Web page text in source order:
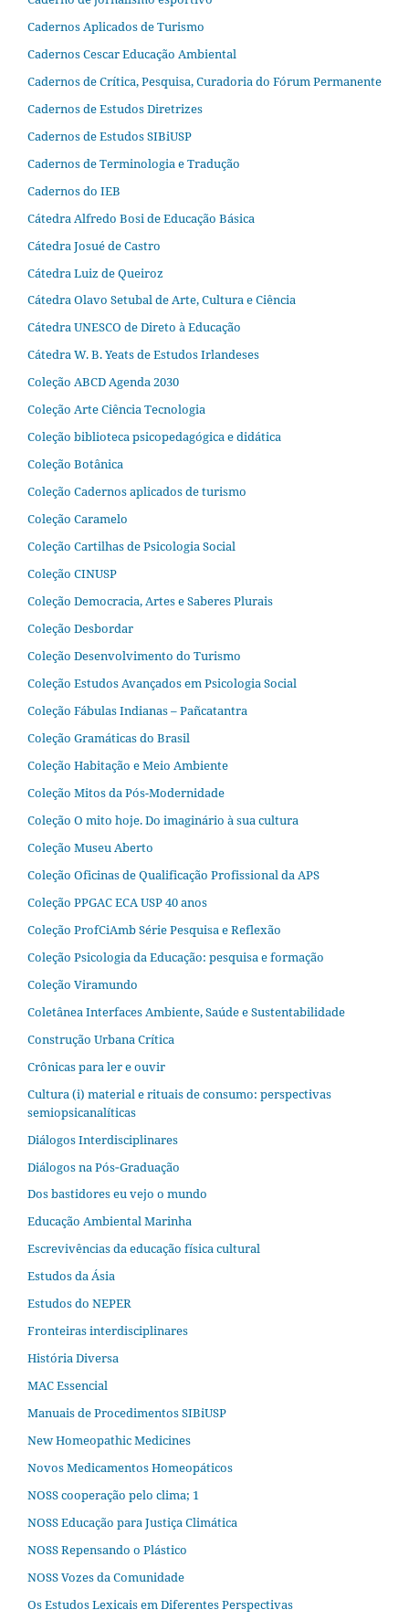
Cadernos Aplicados de Turismo
Cadernos Cescar Educação Ambiental
Cadernos de Crítica, Pesquisa, Curadoria do Fórum Permanente
Cadernos de Estudos Diretrizes
Cadernos de Estudos SIBiUSP
Cadernos de Terminologia e Tradução
Cadernos do IEB
Cátedra Alfredo Bosi de Educação Básica
Cátedra Josué de Castro
Cátedra Luiz de Queiroz
Cátedra Olavo Setubal de Arte, Cultura e Ciência
Cátedra UNESCO de Direto à Educação
Cátedra W. B. Yeats de Estudos Irlandeses
Coleção ABCD Agenda 2030
Coleção Arte Ciência Tecnologia
Coleção biblioteca psicopedagógica e didática
Coleção Botânica
Coleção Cadernos aplicados de turismo
Coleção Caramelo
Coleção Cartilhas de Psicologia Social
Coleção CINUSP
Coleção Democracia, Artes e Saberes Plurais
Coleção Desbordar
Coleção Desenvolvimento do Turismo
Coleção Estudos Avançados em Psicologia Social
Coleção Fábulas Indianas – Pañcatantra
Coleção Gramáticas do Brasil
Coleção Habitação e Meio Ambiente
Coleção Mitos da Pós-Modernidade
Coleção O mito hoje. Do imaginário à sua cultura
Coleção Museu Aberto
Coleção Oficinas de Qualificação Profissional da APS
Coleção PPGAC ECA USP 40 anos
Coleção ProfCiAmb Série Pesquisa e Reflexão
Coleção Psicologia da Educação: pesquisa e formação
Coleção Viramundo
Coletânea Interfaces Ambiente, Saúde e Sustentabilidade
Construção Urbana Crítica
Crônicas para ler e ouvir
Cultura (i) material e rituais de consumo: perspectivas
semiopsicanalíticas
Diálogos Interdisciplinares
Diálogos na Pós‐Graduação
Dos bastidores eu vejo o mundo
Educação Ambiental Marinha
Escrevivências da educação física cultural
Estudos da Ásia​
Estudos do NEPER
Fronteiras interdisciplinares
História Diversa
MAC Essencial
Manuais de Procedimentos SIBiUSP
New Homeopathic Medicines
Novos Medicamentos Homeopáticos
NOSS cooperação pelo clima; 1
NOSS Educação para Justiça Climática
NOSS Repensando o Plástico
NOSS Vozes da Comunidade
Os Estudos Lexicais em Diferentes Perspectivas